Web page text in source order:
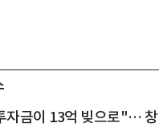
자금이 13억 빚으로"…